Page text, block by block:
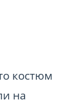
костюм
на